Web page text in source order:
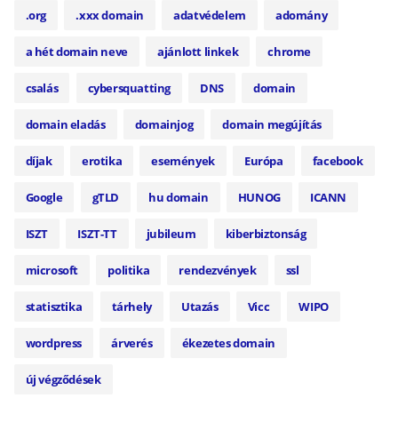
.org .xxx domain adatvédelem adomány
a hét domain neve ajánlott linkek chrome
csalás cybersquatting DNS domain
domain eladás domainjog domain megújítás
díjak erotika események Európa facebook
Google gTLD hu domain HUNOG ICANN
ISZT ISZT-TT jubileum kiberbiztonság
microsoft politika rendezvények ssl
statisztika tárhely Utazás Vicc WIPO
wordpress árverés ékezetes domain
új végződések